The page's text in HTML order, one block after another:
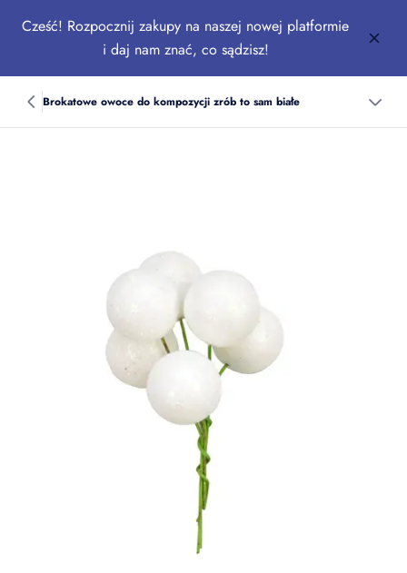
Cześć! Rozpocznij zakupy na naszej nowej platformie
i daj nam znać, co sądzisz!
Brokatowe owoce do kompozycji zrób to sam białe